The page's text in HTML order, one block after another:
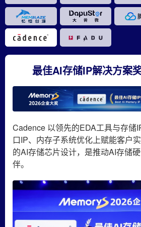
最佳AI存储IP解决方案
Cadence 以领先的EDA工具与存储
口IP、内存子系统优化上赋能客户
的AI存储芯片设计，是推动AI存储
伴。